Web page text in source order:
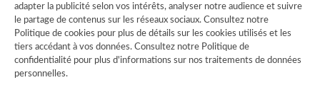
adapter la publicité selon vos intérêts, analyser notre audience et suivre
le partage de contenus sur les réseaux sociaux. Consultez notre
Politique de cookies pour plus de détails sur les cookies utilisés et les
tiers accédant à vos données. Consultez notre Politique de
confidentialité pour plus d'informations sur nos traitements de données
personnelles.
Les chiffres fournis sont issus des tests officiels menés par le fabricant conformément à la
législation européenne en vigueur avec une batterie complètement chargée. Depuis le 1er
septembre 2018, les véhicules légers neufs sont réceptionnés en Europe sur la base de la
procédure d'essai harmonisée pour les véhicules légers (WLTP), procédure d'essai
permettant de mesurer la consommation de carburant et les émissions de CO2, plus